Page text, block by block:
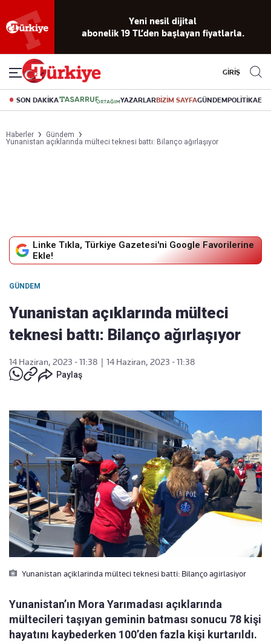
okuma
deneyimi
dijital arşiv
Akıllı haber
asistanı
Eski gazeteleri
indirme
canlı soru
cevap
GİRİŞ
SON DAKİKA YAZARLARBİZİM SAYFAGÜNDEMPOLİTİKA
Haberler
Gündem
Yunanistan açıklarında mülteci teknesi battı: Bilanço ağırlaşıyor
Linke Tıkla, Türkiye Gazetesi'ni Google Favorilerine
Ekle!
GÜNDEM
Yunanistan açıklarında mülteci
teknesi battı: Bilanço ağırlaşıyor
14 Haziran, 2023 - 11:38
14 Haziran, 2023 - 11:38
Paylaş
Yunanistan açiklarinda mülteci teknesi batti: Bilanço agirlasiyor
Yunanistan’ın Mora Yarımadası açıklarında
mültecileri taşıyan geminin batması sonucu 78 kişi
hayatını kaybederken 100’den fazla kişi kurtarıldı.